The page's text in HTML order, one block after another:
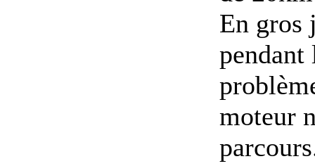
En gros
pendant
moteur